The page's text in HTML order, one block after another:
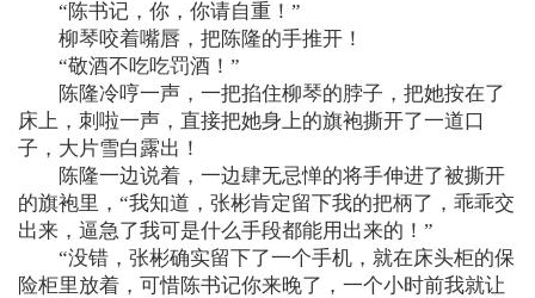
“陈书记，你，你请自重！”
柳琴咬着嘴唇，把陈隆的手推开！
“敬酒不吃吃罚酒！”
陈隆冷哼一声，一把掐住柳琴的脖子，把她按在了
床上，刺啦一声，直接把她身上的旗袍撕开了一道口
子，大片雪白露出！
陈隆一边说着，一边肆无忌惮的将手伸进了被撕开
的旗袍里，“我知道，张彬肯定留下我的把柄了，乖乖交
出来，逼急了我可是什么手段都能用出来的！”
“没错，张彬确实留下了一个手机，就在床头柜的保
险柜里放着，可惜陈书记你来晚了，一个小时前我就让